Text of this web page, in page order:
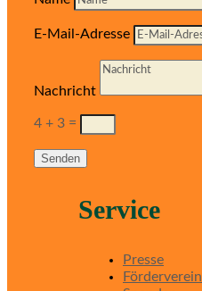
E-Mail-Adresse
Nachricht
4 + 3 =
Senden
Service
Presse
Förderverein